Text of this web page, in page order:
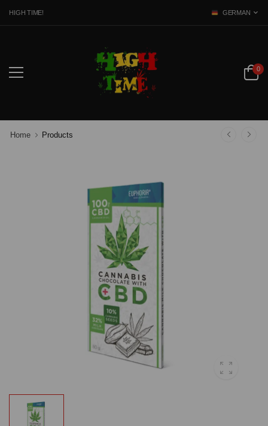
HIGH TIME! GERMAN
0
Home Products